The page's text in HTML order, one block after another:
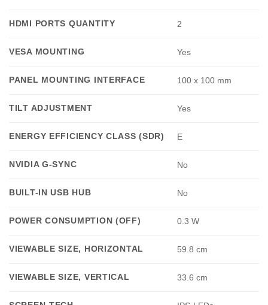
HDMI PORTS QUANTITY 2
VESA MOUNTING Yes
PANEL MOUNTING INTERFACE 100 x 100 mm
TILT ADJUSTMENT Yes
ENERGY EFFICIENCY CLASS (SDR) E
NVIDIA G-SYNC No
BUILT-IN USB HUB No
POWER CONSUMPTION (OFF) 0.3 W
VIEWABLE SIZE, HORIZONTAL 59.8 cm
VIEWABLE SIZE, VERTICAL 33.6 cm